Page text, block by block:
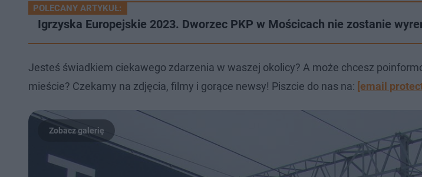
POLECANY ARTYKUŁ:
Igrzyska Europejskie 2023. Dworzec PKP w Mościcach nie zostanie
Jesteś świadkiem ciekawego zdarzenia w waszej okolicy? A może chcesz
mieście? Czekamy na zdjęcia, filmy i gorące newsy! Piszcie do nas na: [email